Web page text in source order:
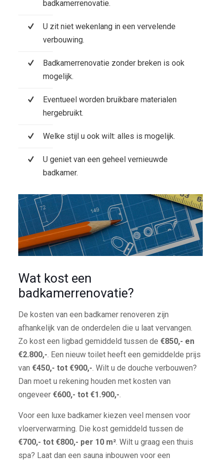
badkamerrenovatie.
U zit niet wekenlang in een vervelende
verbouwing.
Badkamerrenovatie zonder breken is ook
mogelijk.
Eventueel worden bruikbare materialen
hergebruikt.
Welke stijl u ook wilt: alles is mogelijk.
U geniet van een geheel vernieuwde
badkamer.
Wat kost een
badkamerrenovatie?
De kosten van een badkamer renoveren zijn
afhankelijk van de onderdelen die u laat vervangen.
Zo kost een ligbad gemiddeld tussen de €850,- en
€2.800,-. Een nieuw toilet heeft een gemiddelde prijs
van €450,- tot €900,-. Wilt u de douche verbouwen?
Dan moet u rekening houden met kosten van
ongeveer €600,- tot €1.900,-.
Voor een luxe badkamer kiezen veel mensen voor
vloerverwarming. Die kost gemiddeld tussen de
€700,- tot €800,- per 10 m². Wilt u graag een thuis
spa? Laat dan een sauna inbouwen voor een